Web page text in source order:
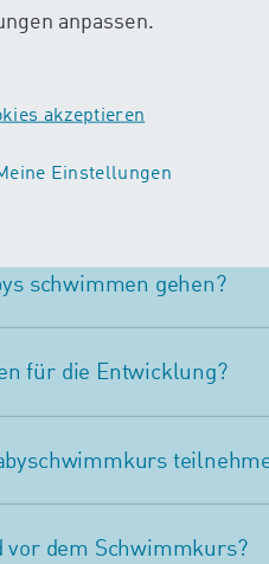
anpassen.
akzeptieren
Einstellungen
tauchen?
Babyschwimmen?
schwimmen gehen?
für die Entwicklung?
vor dem Schwimmkurs?